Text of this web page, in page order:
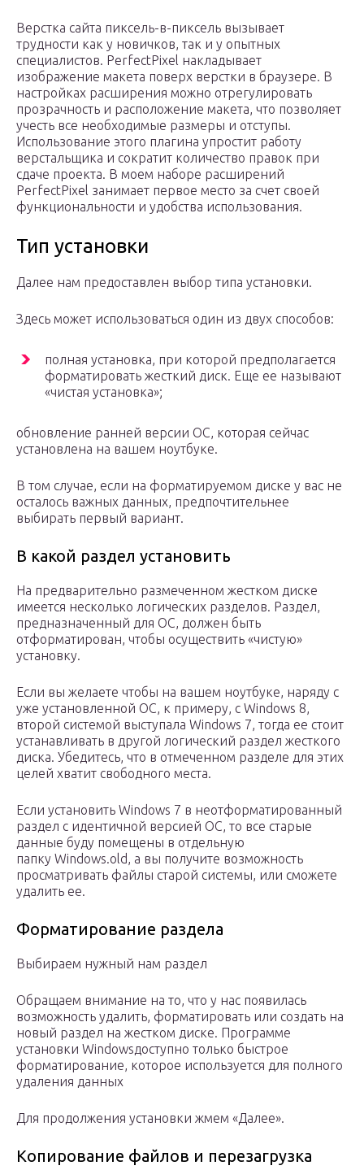
Верстка сайта пиксель-в-пиксель вызывает
трудности как у новичков, так и у опытных
специалистов. PerfectPixel накладывает
изображение макета поверх верстки в браузере. В
настройках расширения можно отрегулировать
прозрачность и расположение макета, что позволяет
учесть все необходимые размеры и отступы.
Использование этого плагина упростит работу
верстальщика и сократит количество правок при
сдаче проекта. В моем наборе расширений
PerfectPixel занимает первое место за счет своей
функциональности и удобства использования.
Тип установки
Далее нам предоставлен выбор типа установки.
Здесь может использоваться один из двух способов:
полная установка, при которой предполагается
форматировать жесткий диск. Еще ее называют
«чистая установка»;
обновление ранней версии ОС, которая сейчас
установлена на вашем ноутбуке.
В том случае, если на форматируемом диске у вас не
осталось важных данных, предпочтительнее
выбирать первый вариант.
В какой раздел установить
На предварительно размеченном жестком диске
имеется несколько логических разделов. Раздел,
предназначенный для ОС, должен быть
отформатирован, чтобы осуществить «чистую»
установку.
Если вы желаете чтобы на вашем ноутбуке, наряду с
уже установленной ОС, к примеру, с Windows 8,
второй системой выступала Windows 7, тогда ее стоит
устанавливать в другой логический раздел жесткого
диска. Убедитесь, что в отмеченном разделе для этих
целей хватит свободного места.
Если установить Windows 7 в неотформатированный
раздел с идентичной версией ОС, то все старые
данные буду помещены в отдельную
папку Windows.old, а вы получите возможность
просматривать файлы старой системы, или сможете
удалить ее.
Форматирование раздела
Выбираем нужный нам раздел
Обращаем внимание на то, что у нас появилась
возможность удалить, форматировать или создать на
новый раздел на жестком диске. Программе
установки Windowsдоступно только быстрое
форматирование, которое используется для полного
удаления данных
Для продолжения установки жмем «Далее».
Копирование файлов и перезагрузка